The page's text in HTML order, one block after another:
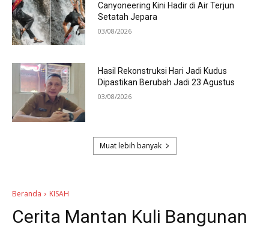
Canyoneering Kini Hadir di Air Terjun
Setatah Jepara
03/08/2026
Hasil Rekonstruksi Hari Jadi Kudus
Dipastikan Berubah Jadi 23 Agustus
03/08/2026
Muat lebih banyak